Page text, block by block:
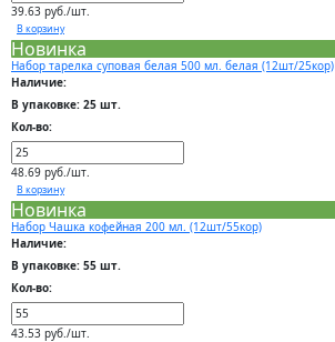
39.63 руб./шт.
В корзину
Новинка
Набор тарелка суповая белая 500 мл. белая (12шт/25кор)
Наличие:
В упаковке: 25 шт.
Кол-во:
48.69 руб./шт.
В корзину
Новинка
Набор Чашка кофейная 200 мл. (12шт/55кор)
Наличие:
В упаковке: 55 шт.
Кол-во:
43.53 руб./шт.